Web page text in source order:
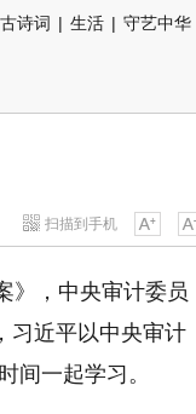
古诗词 | 生活 | 守艺中华
扫描到手机
》，中央审计委员
习近平以中央审计
间一起学习。